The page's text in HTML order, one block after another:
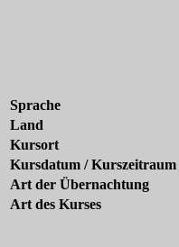
Sprache
Land
Kursort
Kursdatum / Kurszeitraum
Art der Übernachtung
Art des Kurses